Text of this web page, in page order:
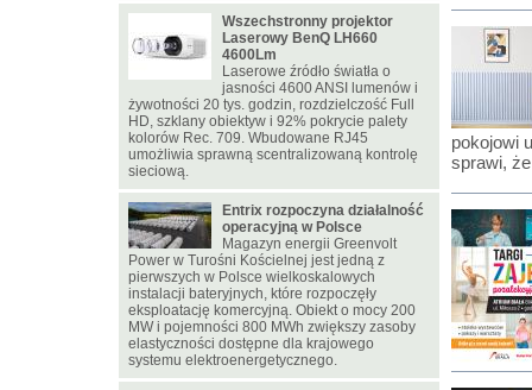
pokojowi
sprawi,
Wszechstronny projektor
Laserowy BenQ LH660
4600Lm
Laserowe źródło światła o
jasności 4600 ANSI lumenów i
żywotności 20 tys. godzin, rozdzielczość Full
HD, szklany obiektyw i 92% pokrycie palety
kolorów Rec. 709. Wbudowane RJ45
umożliwia sprawną scentralizowaną kontrolę
sieciową.
Entrix rozpoczyna działalność
operacyjną w Polsce
Magazyn energii Greenvolt
Power w Turośni Kościelnej jest jedną z
pierwszych w Polsce wielkoskalowych
instalacji bateryjnych, które rozpoczęły
eksploatację komercyjną. Obiekt o mocy 200
MW i pojemności 800 MWh zwiększy zasoby
elastyczności dostępne dla krajowego
systemu elektroenergetycznego.